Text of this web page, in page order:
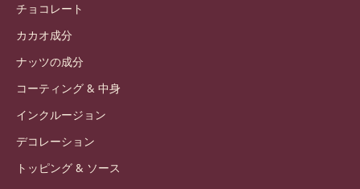
チョコレート
カカオ成分
ナッツの成分
コーティング & 中身
インクルージョン
デコレーション
トッピング & ソース